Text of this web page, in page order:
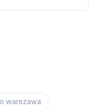
warszawa